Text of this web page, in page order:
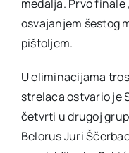
medalja. Prvo finale
osvajanjem šestog
pištoljem.
U eliminacijama
strelaca ostvario je
četvrti u drugoj grupi
Belorus Juri